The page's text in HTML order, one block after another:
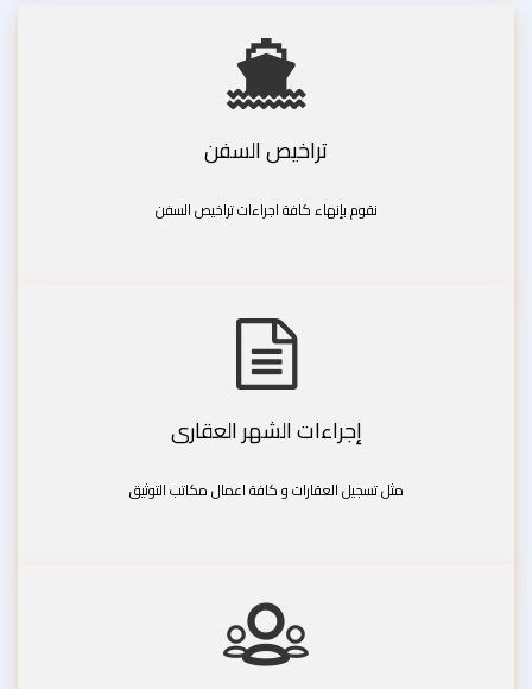
تراخيص السفن
نقوم بإنهاء كافة اجراءات تراخيص السفن
إجراءات الشهر العقارى
مثل تسجيل العقارات و كافة اعمال مكاتب التوثيق